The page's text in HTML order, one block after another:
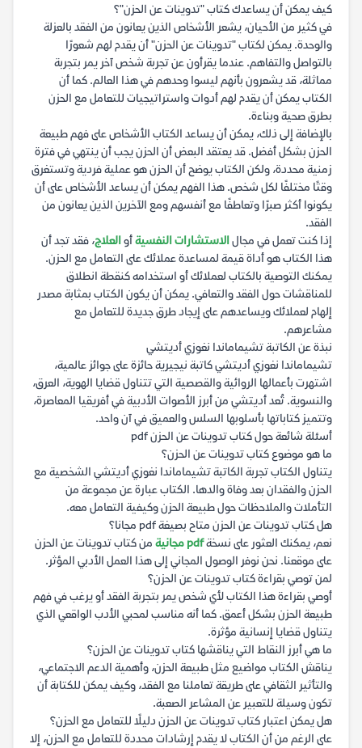
كيف يمكن أن يساعدك كتاب "تدوينات عن الحزن"؟
في كثير من الأحيان، يشعر الأشخاص الذين يعانون من الفقد بالعزلة
والوحدة. يمكن لكتاب "تدوينات عن الحزن" أن يقدم لهم شعورًا
بالتواصل والتفاهم. عندما يقرأون عن تجربة شخص آخر يمر بتجربة
مماثلة، قد يشعرون بأنهم ليسوا وحدهم في هذا العالم. كما أن
الكتاب يمكن أن يقدم لهم أدوات واستراتيجيات للتعامل مع الحزن
بطرق صحية وبناءة.
بالإضافة إلى ذلك، يمكن أن يساعد الكتاب الأشخاص على فهم طبيعة
الحزن بشكل أفضل. قد يعتقد البعض أن الحزن يجب أن ينتهي في فترة
زمنية محددة، ولكن الكتاب يوضح أن الحزن هو عملية فردية وتستغرق
وقتًا مختلفًا لكل شخص. هذا الفهم يمكن أن يساعد الأشخاص على أن
يكونوا أكثر صبرًا وتعاطفًا مع أنفسهم ومع الآخرين الذين يعانون من
الفقد.
إذا كنت تعمل في مجالالاستشارات النفسيةأوالعلاج، فقد تجد أن
هذا الكتاب هو أداة قيمة لمساعدة عملائك على التعامل مع الحزن.
يمكنك التوصية بالكتاب لعملائك أو استخدامه كنقطة انطلاق
للمناقشات حول الفقد والتعافي. يمكن أن يكون الكتاب بمثابة مصدر
إلهام لعملائك ويساعدهم على إيجاد طرق جديدة للتعامل مع
مشاعرهم.
نبذة عن الكاتبة تشيماماندا نغوزي أديتشي
تشيماماندا نغوزي أديتشي كاتبة نيجيرية حائزة على جوائز عالمية،
اشتهرت بأعمالها الروائية والقصصية التي تتناول قضايا الهوية، العرق،
والنسوية. تُعد أديتشي من أبرز الأصوات الأدبية في أفريقيا المعاصرة،
وتتميز كتاباتها بأسلوبها السلس والعميق في آن واحد.
أسئلة شائعة حول كتاب تدوينات عن الحزن pdf
ما هو موضوع كتاب تدوينات عن الحزن؟
يتناول الكتاب تجربة الكاتبة تشيماماندا نغوزي أديتشي الشخصية مع
الحزن والفقدان بعد وفاة والدها. الكتاب عبارة عن مجموعة من
التأملات والملاحظات حول طبيعة الحزن وكيفية التعامل معه.
هل كتاب تدوينات عن الحزن متاح بصيغة pdf مجانا؟
نعم، يمكنك العثور على نسخةpdf مجانية
من كتاب تدوينات عن الحزن
على موقعنا. نحن نوفر الوصول المجاني إلى هذا العمل الأدبي المؤثر.
لمن توصي بقراءة كتاب تدوينات عن الحزن؟
أوصي بقراءة هذا الكتاب لأي شخص يمر بتجربة الفقد أو يرغب في فهم
طبيعة الحزن بشكل أعمق. كما أنه مناسب لمحبي الأدب الواقعي الذي
يتناول قضايا إنسانية مؤثرة.
ما هي أبرز النقاط التي يناقشها كتاب تدوينات عن الحزن؟
يناقش الكتاب مواضيع مثل طبيعة الحزن، وأهمية الدعم الاجتماعي،
والتأثير الثقافي على طريقة تعاملنا مع الفقد، وكيف يمكن للكتابة أن
تكون وسيلة للتعبير عن المشاعر الصعبة.
هل يمكن اعتبار كتاب تدوينات عن الحزن دليلًا للتعامل مع الحزن؟
على الرغم من أن الكتاب لا يقدم إرشادات محددة للتعامل مع الحزن، إلا